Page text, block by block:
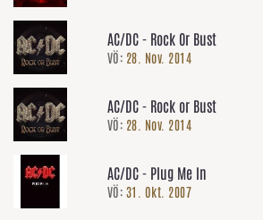
AC/DC - Rock Or Bust
VÖ: 28. Nov. 2014
AC/DC - Rock or Bust
VÖ: 28. Nov. 2014
AC/DC - Plug Me In
VÖ: 31. Okt. 2007